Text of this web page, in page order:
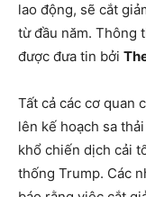
lao động, sẽ cắt
từ đầu năm. Thông
được đưa tin bởi
Tất cả các cơ quan
lên kế hoạch sa
khổ chiến dịch cải
thống Trump. Các